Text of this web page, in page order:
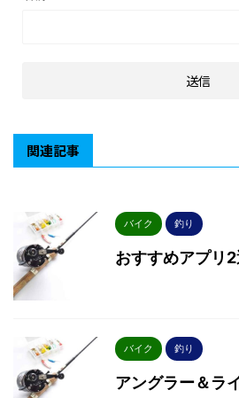
関連記事
バイク 釣り
おすすめアプリ2
バイク 釣り
アングラー＆ラ